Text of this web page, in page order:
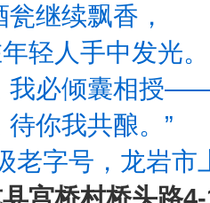
继续飘香，
轻人手中发光
我必倾囊相授
你我共酿。”
老字号，龙岩